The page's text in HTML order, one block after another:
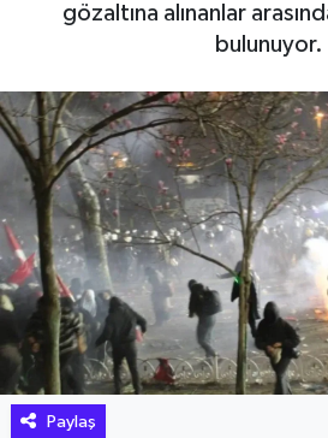
gözaltına alınanlar
bulunuyor.
Paylaş
Hakkari Haber
İLGİNÇ HABERLER
KADIN
KÜLTÜR SANAT
MAGAZİN
MAKALE